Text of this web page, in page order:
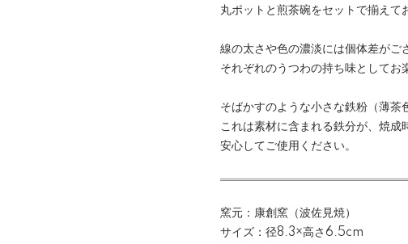
丸ポットと煎茶碗をセットで揃えて
線の太さや色の濃淡には個体差がご
それぞれのうつわの持ち味としてお
そばかすのような小さな鉄粉（薄茶
これは素材に含まれる鉄分が、焼成
安心してご使用ください。
窯元：康創窯（波佐見焼）
サイズ：径8.3×高さ6.5cm